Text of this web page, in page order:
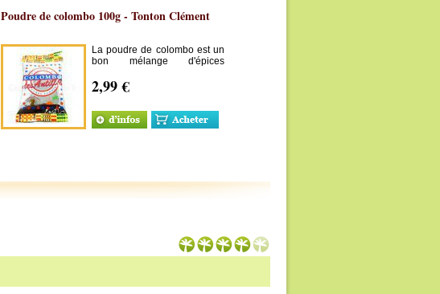
Poudre de colombo 100g - Tonton Clément
La poudre de colombo est un
bon mélange d'épices
confondre avec le garam
massala qui est indien.
2,99 €